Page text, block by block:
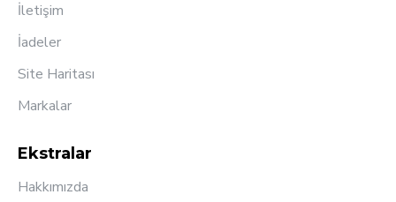
İletişim
İadeler
Site Haritası
Markalar
Ekstralar
Hakkımızda